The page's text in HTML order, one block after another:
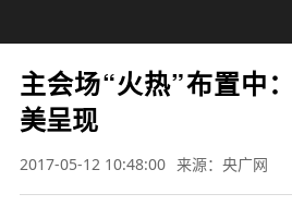
主会场“火热”布置中
美呈现
2017-05-12 10:48:00 来源：央广网